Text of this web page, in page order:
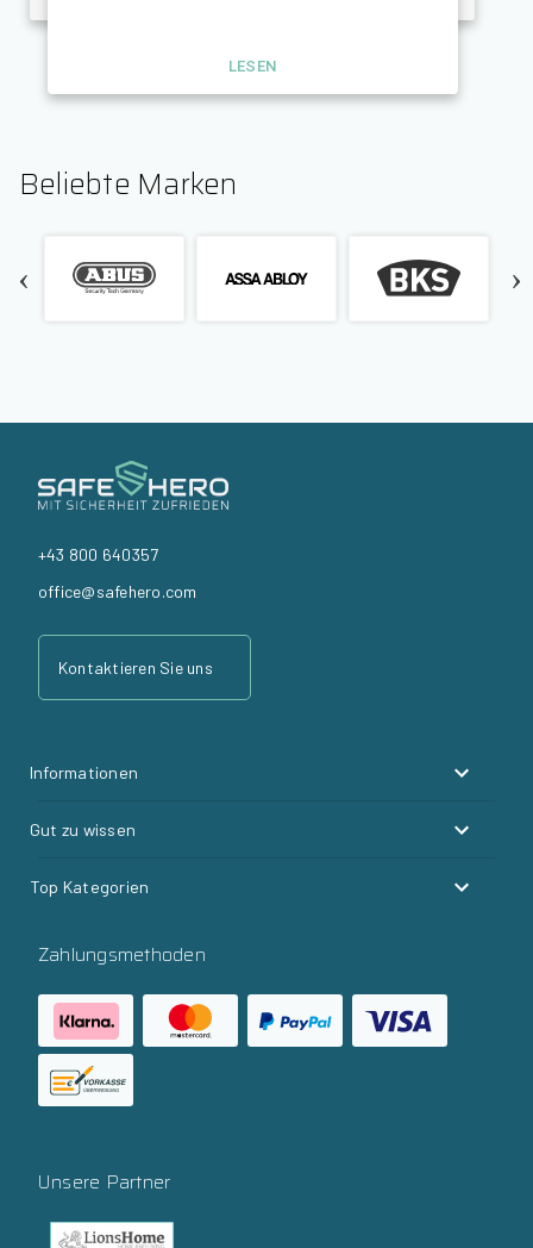
LESEN
Beliebte Marken
+43 800 640357
office@safehero.com
Kontaktieren Sie uns
Informationen
Gut zu wissen
Top Kategorien
Zahlungsmethoden
Unsere Partner